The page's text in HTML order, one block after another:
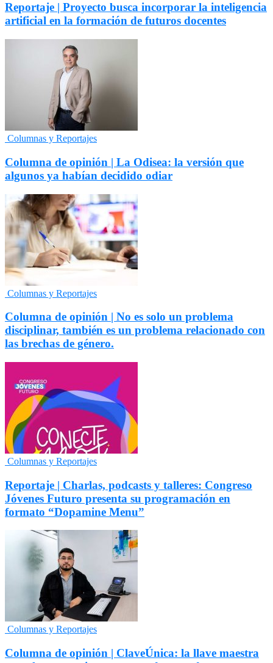
Reportaje | Proyecto busca incorporar la inteligencia
artificial en la formación de futuros docentes
Columnas y Reportajes
Columna de opinión | La Odisea: la versión que
algunos ya habían decidido odiar
Columnas y Reportajes
Columna de opinión | No es solo un problema
disciplinar, también es un problema relacionado con
las brechas de género.
Columnas y Reportajes
Reportaje | Charlas, podcasts y talleres: Congreso
Jóvenes Futuro presenta su programación en
formato “Dopamine Menu”
Columnas y Reportajes
Columna de opinión | ClaveÚnica: la llave maestra